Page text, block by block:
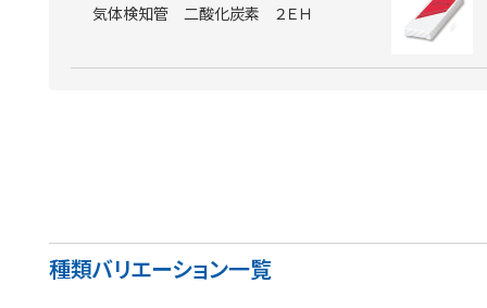
気体検知管 二酸化炭素 ２ＥＨ
種類バリエーション一覧